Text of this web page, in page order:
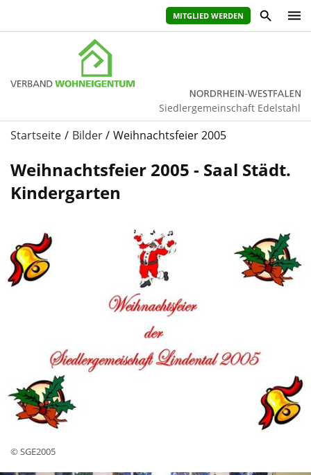
MITGLIED WERDEN
Siedlergemeinschaft Edelstahl
Startseite Bilder Weihnachtsfeier 2005
Weihnachtsfeier 2005 - Saal Städt.
Kindergarten
© SGE2005